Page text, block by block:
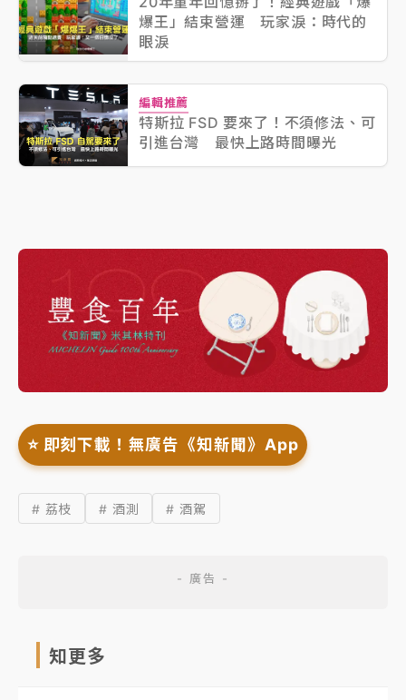
爆王」結束營運 玩家淚：時代的
眼淚
編輯推薦
特斯拉 FSD 要來了！不須修法、可
引進台灣 最快上路時間曝光
⭐️ 即刻下載！無廣告《知新聞》App
# 荔枝 # 酒測 # 酒駕
知更多